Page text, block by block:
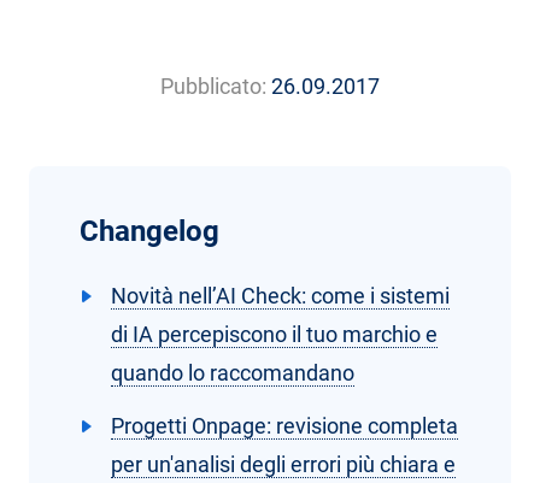
Pubblicato: 26.09.2017
Changelog
Novità nell’AI Check: come i sistemi
di IA percepiscono il tuo marchio e
quando lo raccomandano
Progetti Onpage: revisione completa
per un'analisi degli errori più chiara e